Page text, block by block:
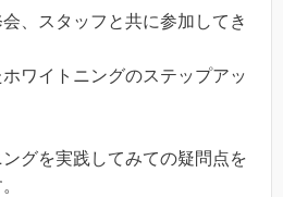
、スタッフと共に参加してき
ワイトニングのステップアッ
グを実践してみての疑問点を